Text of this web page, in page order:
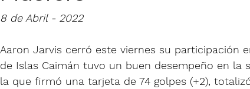
8 de Abril - 2022
Aaron Jarvis cerró este viernes su participación
de Islas Caimán tuvo un buen desempeño en la
la que firmó una tarjeta de 74 golpes (+2),